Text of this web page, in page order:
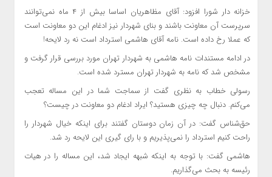
خزانه دار شورا افزود: آقای مظاهریان اساسا بیش از ۴ ماه نمی‌توانند
سرپرست آن معاونت باشند و بنای شهردار نیز ادغام این دو معاونت است
که عملا رخ داده است. نامه آقای هاشمی استرداد است نه رد لایحه!
در ادامه مستندات نامه هاشمی به شهردار تهران مورد بررسی قرار گرفت و
مشخص شد که نامه به شهردار تهران مسترد شده است.
رسولی خطاب به نظری گفت از سماجت شما در این مساله تعجب
می‌کنم. دنبال چه چیزی هستید؟ ایراد ادغام دو معاونت در چیست؟
حق‌شناس گفت: در آن زمان دوستان گفتند برای اینکه خیال شهردار را
راحت کنیم استرداد را نمی‌پذیریم و با رای گیری این لایحه رد شد.
هاشمی گفت: با توجه به اینکه شبهه ایجاد شد، این مساله را در هیات
رئیسه به بحث می‌گذاریم.